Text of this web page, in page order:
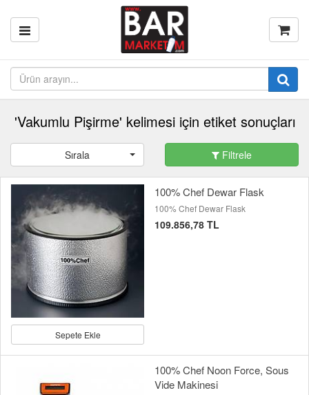
'Vakumlu Pişirme' kelimesi için etiket sonuçları
Sırala Filtrele
Sepete Ekle
100% Chef Dewar Flask
100% Chef Dewar Flask
109.856,78 TL
100% Chef Noon Force, Sous
Vide Makinesi